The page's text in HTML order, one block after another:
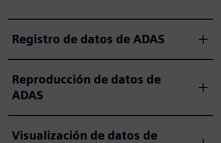
Registro de datos de ADAS
Reproducción de datos de
ADAS
Visualización de datos de